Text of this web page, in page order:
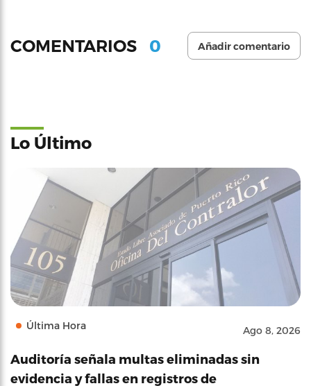
COMENTARIOS 0 Añadir comentario
Lo Último
Última Hora Ago 8, 2026
Auditoría señala multas eliminadas sin
evidencia y fallas en registros de